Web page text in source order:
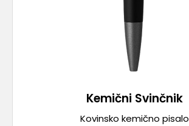
Kemični Svinčnik
Kovinsko kemično pisalo